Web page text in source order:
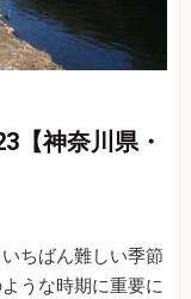
【神奈川県・
ちばん難しい季節
うな時期に重要に